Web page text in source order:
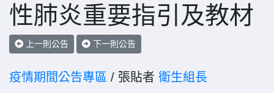
性肺炎重要指引及教材
上一則公告 下一則公告
疫情期間公告專區 / 張貼者 衛生組長